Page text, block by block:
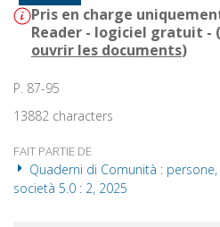
Pris en charge
Reader - logiciel gratuit - (
ouvrir les documents)
P. 87-95
13882 characters
FAIT PARTIE DE
Quaderni di Comunità :
società 5.0 : 2, 2025